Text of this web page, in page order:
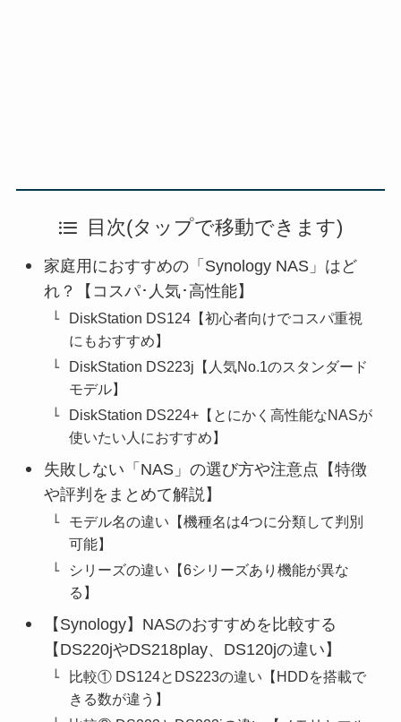
目次(タップで移動できます)
家庭用におすすめの「Synology NAS」はど
れ？【コスパ･人気･高性能】
DiskStation DS124【初心者向けでコスパ重視
にもおすすめ】
DiskStation DS223j【人気No.1のスタンダード
モデル】
DiskStation DS224+【とにかく高性能なNASが
使いたい人におすすめ】
失敗しない「NAS」の選び方や注意点【特徴
や評判をまとめて解説】
モデル名の違い【機種名は4つに分類して判別
可能】
シリーズの違い【6シリーズあり機能が異な
る】
【Synology】NASのおすすめを比較する
【DS220jやDS218play、DS120jの違い】
比較① DS124とDS223の違い【HDDを搭載で
きる数が違う】